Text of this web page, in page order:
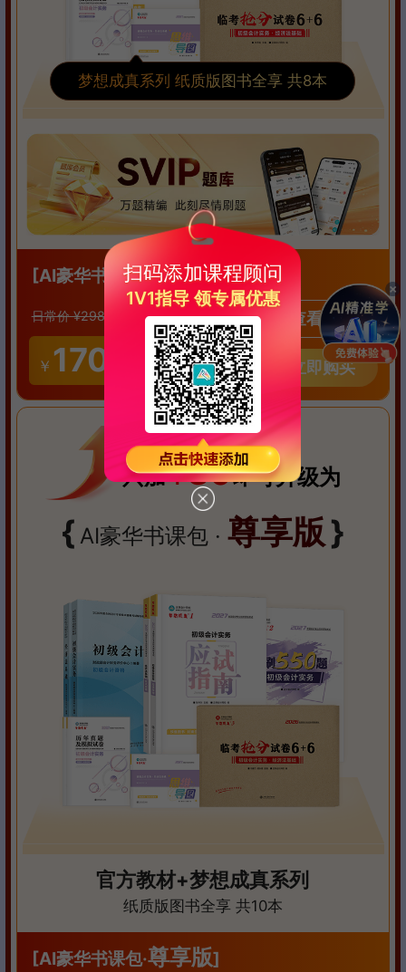
梦想成真系列 纸质版图书全享 共8本
[AI豪华书课包优享版]
日常价 ¥298 优惠价￥128
￥ 170
AI豪华书课包
有效期3天
领取
查看详情
立即购买
只加￥80即可升级为
{ AI豪华书课包 ·尊享版 }
官方教材+梦想成真系列
纸质版图书全享 共10本
[AI豪华书课包·尊享版]
扫码添加课程顾问
1V1指导 领专属优惠